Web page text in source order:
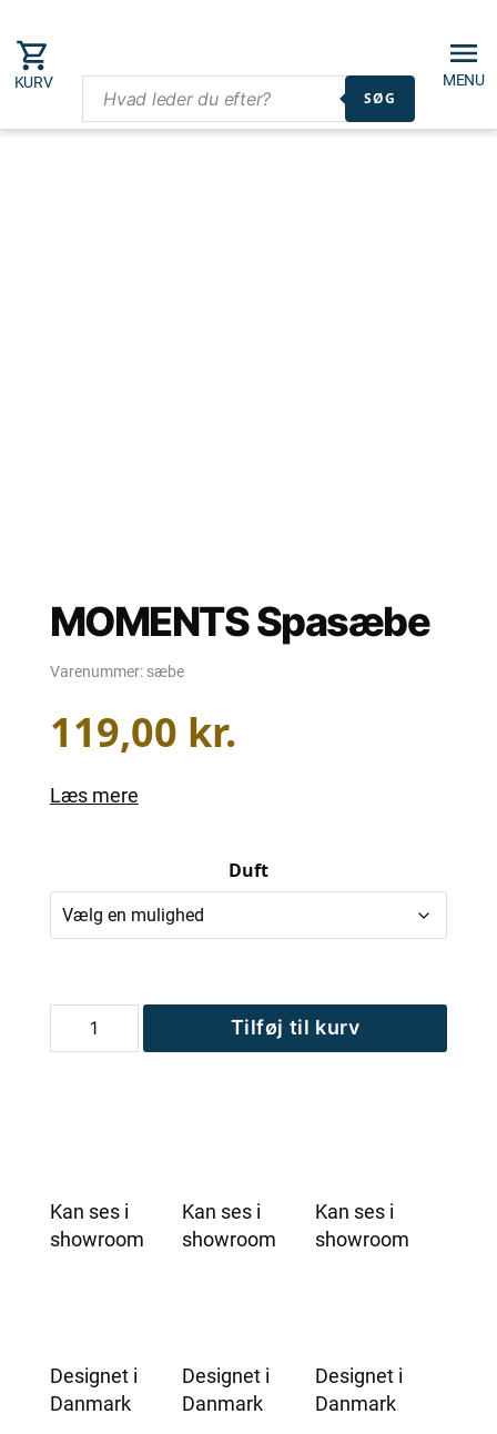
SØG
KURV MENU
MOMENTS Spasæbe
Varenummer: sæbe
119,00 kr.
Læs mere
Duft
Tilføj til kurv
Kan ses i
showroom
Designet i
Danmark
Kan ses i
showroom
Designet i
Danmark
Kan ses i
showroom
Designet i
Danmark